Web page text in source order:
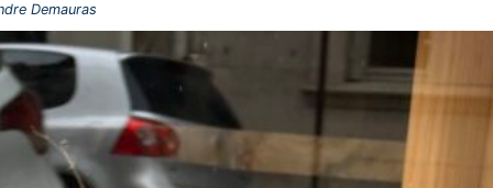
Demauras